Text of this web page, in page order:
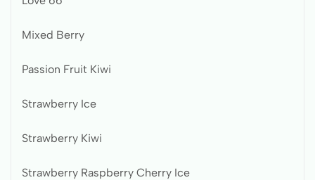
Mixed Berry
Passion Fruit Kiwi
Strawberry Ice
Strawberry Kiwi
Strawberry Raspberry Cherry Ice